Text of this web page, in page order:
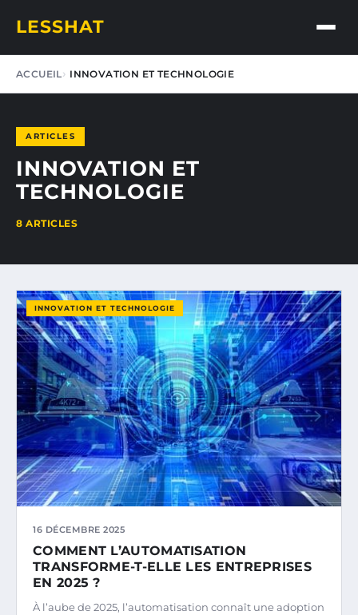
LESSHAT
ACCUEIL INNOVATION ET TECHNOLOGIE
ARTICLES
INNOVATION ET
TECHNOLOGIE
8 ARTICLES
INNOVATION ET TECHNOLOGIE
16 DÉCEMBRE 2025
COMMENT L’AUTOMATISATION
TRANSFORME-T-ELLE LES ENTREPRISES
EN 2025 ?
À l’aube de 2025, l’automatisation connaît une adoption